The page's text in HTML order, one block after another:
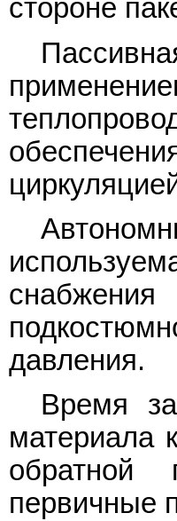
стороне
давления.
Время
материала
обратной
первичные